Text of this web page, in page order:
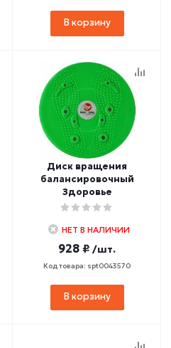
В корзину
Диск вращения
балансировочный
Здоровье
НЕТ В НАЛИЧИИ
928 ₽ /шт.
Код товара: spt0043570
В корзину